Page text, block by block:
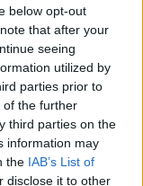
below opt-out
that after your
seeing
utilized by
parties prior to
of the further
third parties on the
information may
the IAB’s List of
disclose it to other
DVD-t
mindössze 13
CD-t és